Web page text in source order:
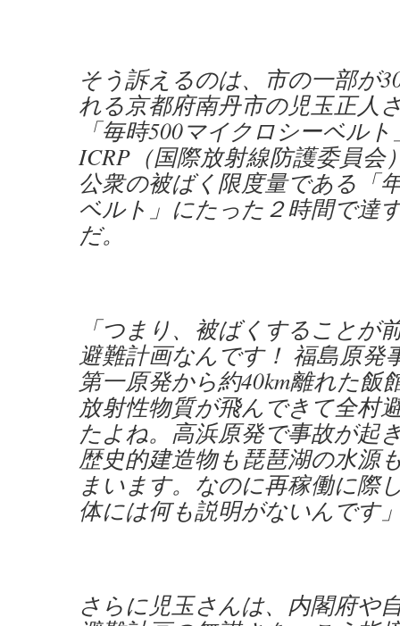
そう訴えるのは、市の一部が
れる京都府南丹市の児玉正人
「毎時500マイクロシーベル
ICRP（国際放射線防護委員会
公衆の被ばく限度量である「
ベルト」にたった２時間で達
だ。
「つまり、被ばくすることが
避難計画なんです！ 福島原発
第一原発から約40km離れた飯
放射性物質が飛んできて全村
たよね。高浜原発で事故が起
歴史的建造物も琵琶湖の水源
まいます。なのに再稼働に際
体には何も説明がないんです
さらに児玉さんは、内閣府や